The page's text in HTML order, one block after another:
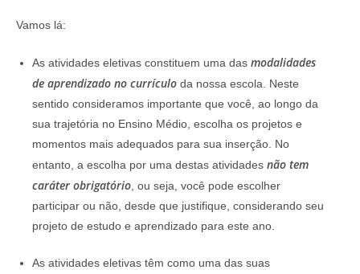
Vamos lá:
As atividades eletivas constituem uma das modalidades
de aprendizado no currículo da nossa escola. Neste
sentido consideramos importante que você, ao longo da
sua trajetória no Ensino Médio, escolha os projetos e
momentos mais adequados para sua inserção. No
entanto, a escolha por uma destas atividades não tem
caráter obrigatório , ou seja, você pode escolher
participar ou não, desde que justifique, considerando seu
projeto de estudo e aprendizado para este ano.
As atividades eletivas têm como uma das suas